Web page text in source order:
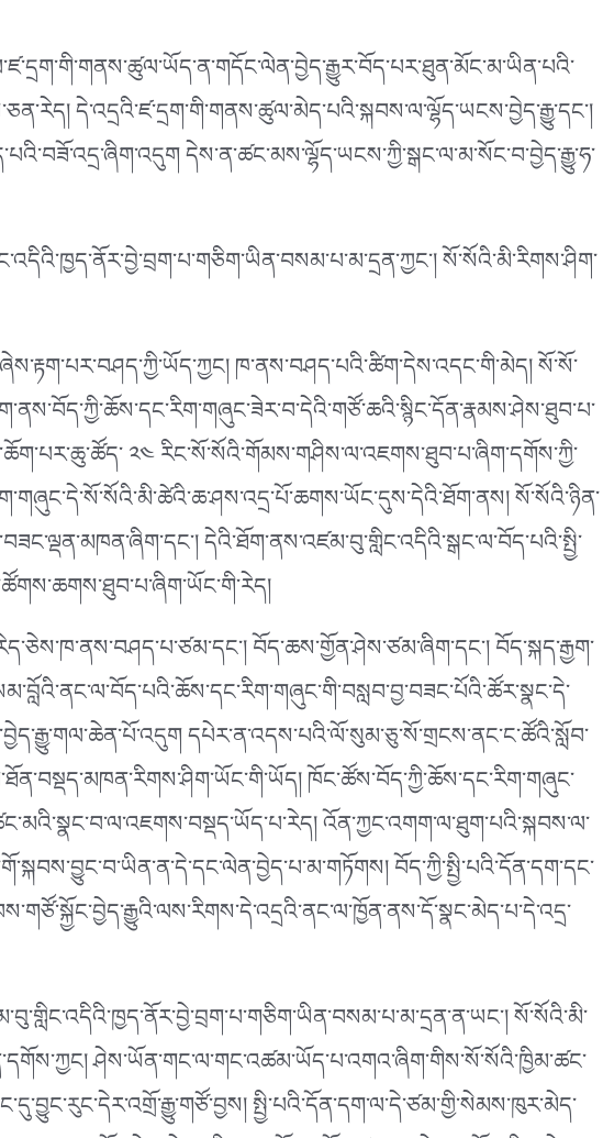
དེ་འདྲའི་ཛ་དྲག་གི་གནས་ཚུལ་མེད་པའི་སྐབས་ལ་ལྷོད་ཡངས་བྱེད་རྒྱུ་དང༌།
དེས་ན་ཚང་མས་ལྷོད་ཡངས་ཀྱི་སྒང་ལ་མ་སོང་བ་བྱེད་རྒྱུ་ཧ་
སོ་སོའི་མི་རིགས་ཤིག་
ཁ་ནས་བཤད་པའི་ཚིག་དེས་འདང་གི་མེད། སོ་སོ་
༢༤ རིང་སོ་སོའི་གོམས་གཤིས་ལ་འཇགས་ཐུབ་པ་ཞིག་དགོས་ཀྱི་
སོ་སོའི་ཉིན་
དེའི་ཐོག་ནས་འཛམ་བུ་གླིང་འདིའི་སྒང་ལ་བོད་པའི་སྤྱི་
བོད་ཆས་གྱོན་ཤེས་ཙམ་ཞིག་དང༌། བོད་སྐད་རྒྱག་
དཔེར་ན་འདས་པའི་ལོ་སུམ་ཅུ་སོ་གྲངས་ནང་ང་ཚོའི་སློབ་
ཁོང་ཚོས་བོད་ཀྱི་ཆོས་དང་རིག་གཞུང་
འོན་ཀྱང་འགག་ལ་ཐུག་པའི་སྐབས་ལ་
བོད་ཀྱི་སྤྱི་པའི་དོན་དག་དང་
སོ་སོའི་མི་
ཤེས་ཡོན་གང་ལ་གང་འཚམ་ཡོད་པ་འགའ་ཞིག་གིས་སོ་སོའི་ཁྱིམ་ཚང་
སྤྱི་པའི་དོན་དག་ལ་དེ་ཙམ་གྱི་སེམས་ཁུར་མེད་